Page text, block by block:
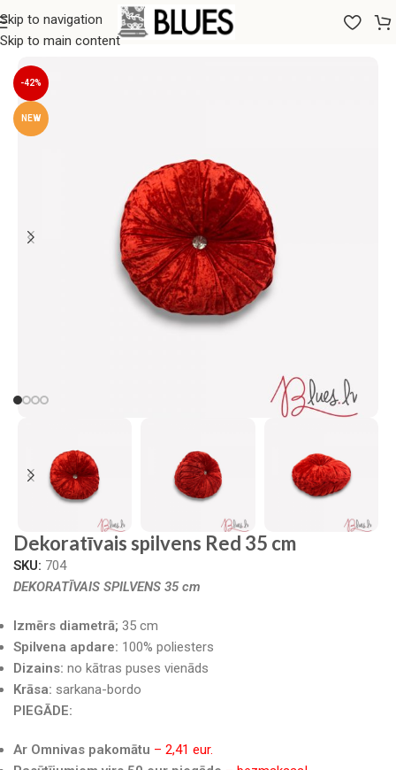
Skip to navigation
Skip to main content
Sākums/Spilveni/Dekoratīvie spilveni
-42%
NEW
Dekoratīvais spilvens Red 35 cm
SKU: 704
DEKORATĪVAIS SPILVENS 35 cm
Izmērs diametrā; 35 cm
Spilvena apdare: 100% poliesters
Dizains: no kātras puses vienāds
Krāsa: sarkana-bordo
PIEGĀDE:
Ar Omnivas pakomātu – 2,41 eur.